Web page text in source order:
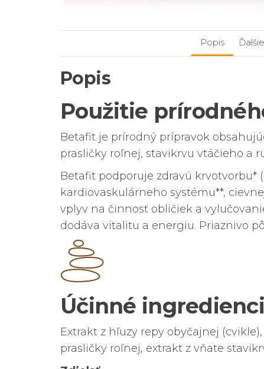
Popis
Popis
Použitie
Betafit je prírodný prípravok
prasličky roľnej, stavikrvu vtáčieho a
Betafit podporuje zdravú krvotvorbu*
kardiovaskulárneho systému**,
vplyv na činnosť obličiek a
dodáva vitalitu a energiu. Priaznivo
Účinné
Extrakt z hľuzy repy obyčajnej
prasličky roľnej, extrakt z vňate